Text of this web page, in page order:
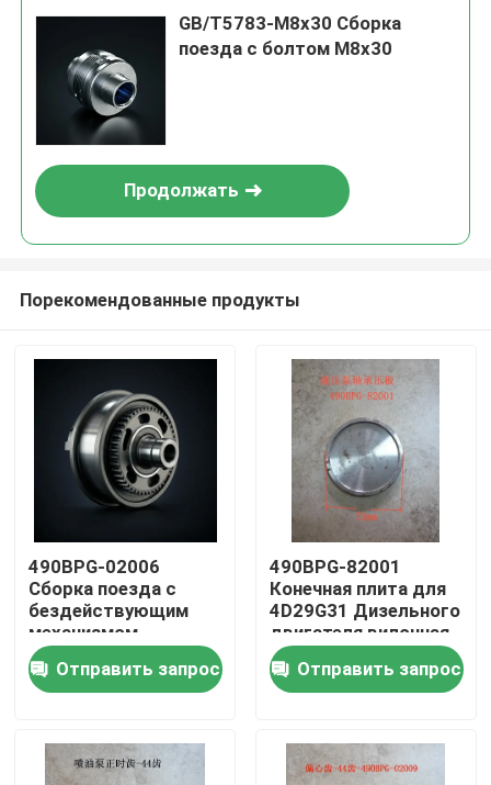
Домой
Видеозаписи
GB/T5783-M8x30 Сборка
поезда с болтом M8x30
Продолжать
Порекомендованные продукты
490BPG-02006
Сборка поезда с
бездействующим
механизмом
бездействующего
механизма
Отправить запрос
490BPG-82001
Конечная плита для
4D29G31 Дизельного
двигателя вилочная
погрузка Xinchang
A490bpg
Отправить запрос